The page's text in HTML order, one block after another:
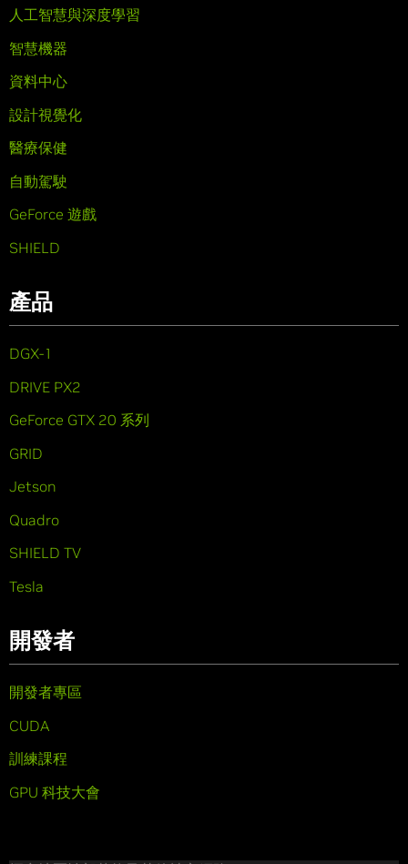
人工智慧與深度學習
智慧機器
資料中心
設計視覺化
醫療保健
自動駕駛
GeForce 遊戲
SHIELD
產品
DGX-1
DRIVE PX2
GeForce GTX 20 系列
GRID
Jetson
Quadro
SHIELD TV
Tesla
開發者
開發者專區
CUDA
訓練課程
GPU 科技大會